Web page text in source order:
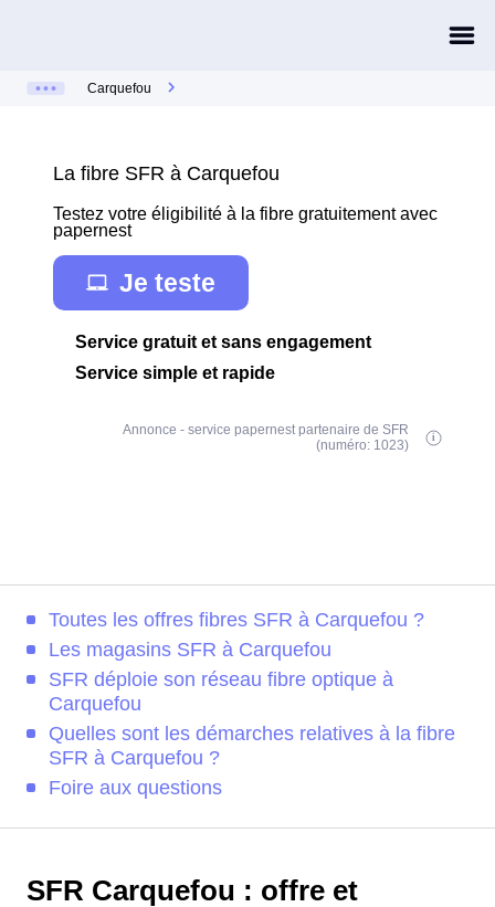
Carquefou
La fibre SFR à Carquefou
Testez votre éligibilité à la fibre gratuitement avec
papernest
Je teste
Service gratuit et sans engagement
Service simple et rapide
Annonce - service papernest partenaire de SFR
(numéro: 1023)
Toutes les offres fibres SFR à Carquefou ?
Les magasins SFR à Carquefou
SFR déploie son réseau fibre optique à
Carquefou
Quelles sont les démarches relatives à la fibre
SFR à Carquefou ?
Foire aux questions
SFR Carquefou : offre et